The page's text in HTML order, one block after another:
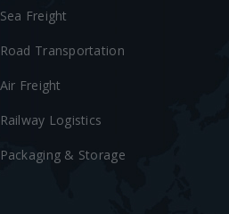
Sea Freight
Road Transportation
Air Freight
Railway Logistics
Packaging & Storage